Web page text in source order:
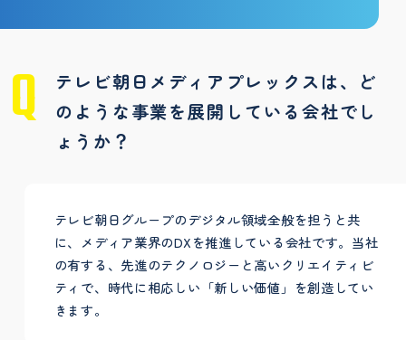
テレビ朝日メディアプレックスは、ど
のような事業を展開している会社でし
ょうか？
テレビ朝日グループのデジタル領域全般を担うと共
に、メディア業界のDXを推進している会社です。当社
の有する、先進のテクノロジーと高いクリエイティビ
ティで、時代に相応しい「新しい価値」を創造してい
きます。